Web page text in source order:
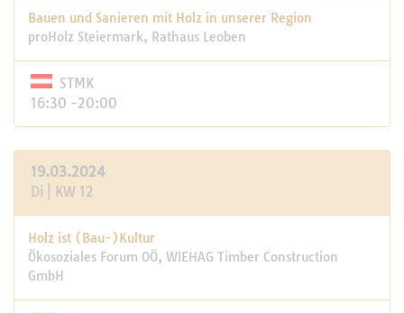
Bauen und Sanieren mit Holz in unserer Region
proHolz Steiermark, Rathaus Leoben
STMK
16:30 -20:00
19.03.2024
Di | KW 12
Holz ist (Bau-)Kultur
Ökosoziales Forum OÖ, WIEHAG Timber Construction
GmbH